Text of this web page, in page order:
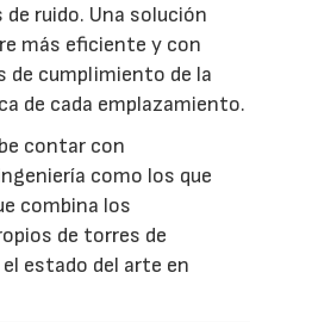
ruido. Una solución
más eficiente y con
de cumplimiento de la
de cada emplazamiento.
contar con
como los que
combina los
de torres de
estado del arte en